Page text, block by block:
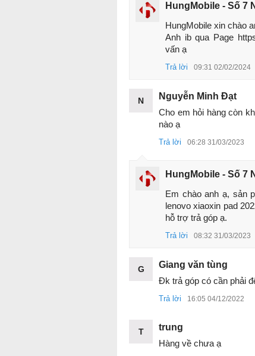
HungMobile - Số 7
HungMobile xin chào
Anh ib qua Page
vấn ạ
Trả lời 09:31 02/02/2024
N
Nguyễn Minh Đạt
Cho em hỏi hàng còn
nào ạ
Trả lời 06:28 31/03/2023
HungMobile - Số 7
Em chào anh ạ, sản
lenovo xiaoxin pad
hỗ trợ trả góp ạ.
Trả lời 08:32 31/03/2023
G
Giang văn tùng
Đk trả góp có cần phải
Trả lời 16:05 04/12/2022
T
trung
Hàng về chưa ạ